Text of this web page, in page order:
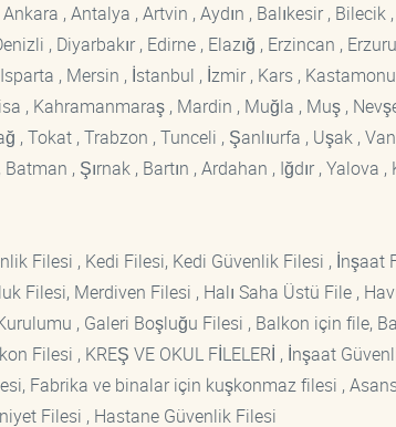
, Antalya , Artvin , Aydın , Balıkesir , Bilecik
, Diyarbakır , Edirne , Elazığ , Erzincan ,
, Mersin , İstanbul , İzmir , Kars ,
, Kahramanmaraş , Mardin , Muğla , Muş ,
, Tokat , Trabzon , Tunceli , Şanlıurfa , Uşak ,
, Şırnak , Bartın , Ardahan , Iğdır , Yalova
Filesi , Kedi Filesi, Kedi Güvenlik Filesi , İnşaat
Filesi, Merdiven Filesi , Halı Saha Üstü File ,
, Galeri Boşluğu Filesi , Balkon için file,
Filesi , KREŞ VE OKUL FİLELERİ , İnşaat
Fabrika ve binalar için kuşkonmaz filesi ,
Filesi , Hastane Güvenlik Filesi